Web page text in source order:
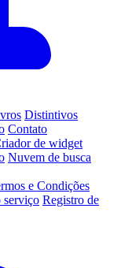
Distintivos
Contato
de widget
Nuvem de busca
e Condições
serviço Registro de